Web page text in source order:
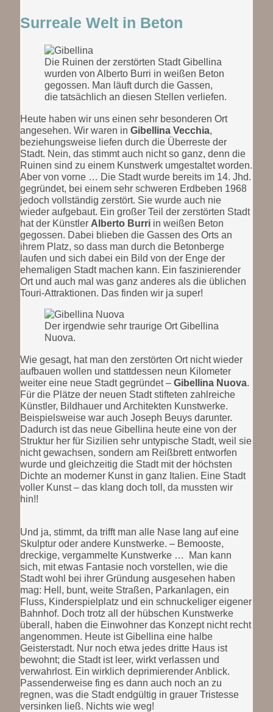
Surreale Welt in Beton
Die Ruinen der zerstörten Stadt Gibellina
wurden von Alberto Burri in weißen Beton
gegossen. Man läuft durch die Gassen,
die tatsächlich an diesen Stellen verliefen.
Heute haben wir uns einen sehr besonderen Ort
angesehen. Wir waren inGibellina Vecchia,
beziehungsweise liefen durch die Überreste der
Stadt. Nein, das stimmt auch nicht so ganz, denn die
Ruinen sind zu einem Kunstwerk umgestaltet worden.
Aber von vorne … Die Stadt wurde bereits im 14. Jhd.
gegründet, bei einem sehr schweren Erdbeben 1968
jedoch vollständig zerstört. Sie wurde auch nie
wieder aufgebaut. Ein großer Teil der zerstörten Stadt
hat der Künstler Alberto Burri in weißen Beton
gegossen. Dabei blieben die Gassen des Orts an
ihrem Platz, so dass man durch die Betonberge
laufen und sich dabei ein Bild von der Enge der
ehemaligen Stadt machen kann. Ein faszinierender
Ort und auch mal was ganz anderes als die üblichen
Touri-Attraktionen. Das finden wir ja super!
Der irgendwie sehr traurige Ort Gibellina
Nuova.
Wie gesagt, hat man den zerstörten Ort nicht wieder
aufbauen wollen und stattdessen neun Kilometer
weiter eine neue Stadt gegründet –Gibellina Nuova
Für die Plätze der neuen Stadt stifteten zahlreiche
Künstler, Bildhauer und Architekten Kunstwerke.
Beispielsweise war auch Joseph Beuys darunter.
Dadurch ist das neue Gibellina heute eine von der
Struktur her für Sizilien sehr untypische Stadt, weil sie
nicht gewachsen, sondern am Reißbrett entworfen
wurde und gleichzeitig die Stadt mit der höchsten
Dichte an moderner Kunst in ganz Italien. Eine Stadt
voller Kunst – das klang doch toll, da mussten wir
hin!!
Und ja, stimmt, da trifft man alle Nase lang auf eine
Skulptur oder andere Kunstwerke. – Bemooste,
dreckige, vergammelte Kunstwerke … Man kann
sich, mit etwas Fantasie noch vorstellen, wie die
Stadt wohl bei ihrer Gründung ausgesehen haben
mag: Hell, bunt, weite Straßen, Parkanlagen, ein
Fluss, Kinderspielplatz und ein schnuckeliger eigener
Bahnhof. Doch trotz all der hübschen Kunstwerke
überall, haben die Einwohner das Konzept nicht recht
angenommen. Heute ist Gibellina eine halbe
Geisterstadt. Nur noch etwa jedes dritte Haus ist
bewohnt; die Stadt ist leer, wirkt verlassen und
verwahrlost. Ein wirklich deprimierender Anblick.
Passenderweise fing es dann auch noch an zu
regnen, was die Stadt endgültig in grauer Tristesse
versinken ließ. Nichts wie weg!